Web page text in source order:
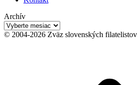
Archív
Archív
© 2004-2026 Zväz slovenských filatelistov